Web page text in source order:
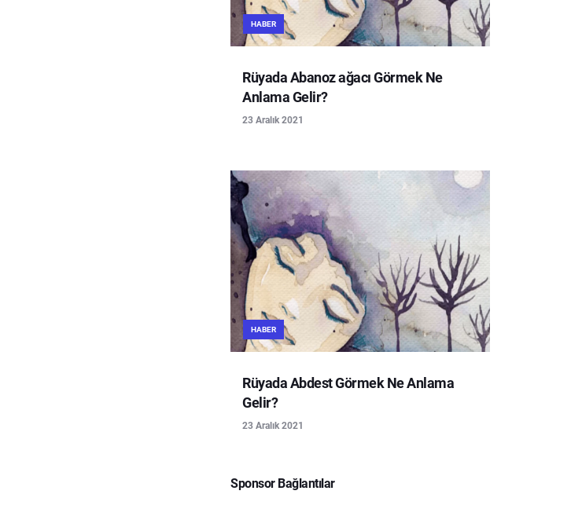
HABER
Rüyada Abanoz ağacı Görmek Ne
Anlama Gelir?
23 Aralık 2021
HABER
Rüyada Abdest Görmek Ne Anlama
Gelir?
23 Aralık 2021
Sponsor Bağlantılar